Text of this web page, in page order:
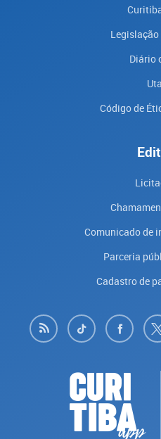
Diário
Código de
Comunicado de
Parceria
Cadastro de